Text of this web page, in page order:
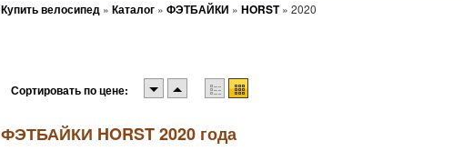
Купить велосипед » Каталог » ФЭТБАЙКИ » HORST » 2020
Сортировать по цене:
ФЭТБАЙКИ HORST 2020 года